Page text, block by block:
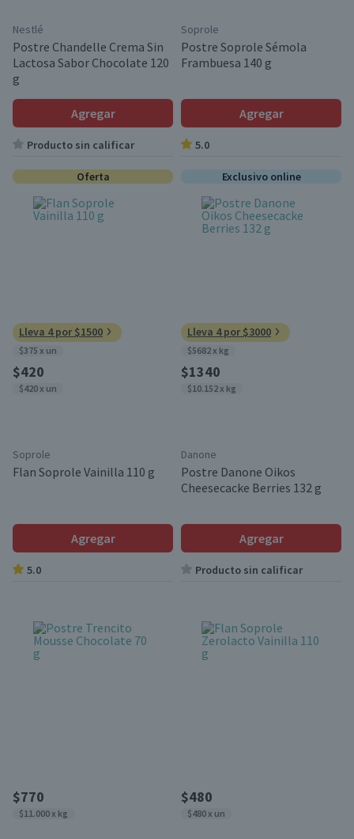
Nestlé
Postre Chandelle Crema Sin
Lactosa Sabor Chocolate 120
g
Agregar
Producto sin calificar
Soprole
Postre Soprole Sémola
Frambuesa 140 g
Agregar
5.0
Oferta
Lleva 4 por $1500
$375 x un
$420
$420 x un
Soprole
Flan Soprole Vainilla 110 g
Agregar
5.0
Exclusivo online
Lleva 4 por $3000
$5682 x kg
$1340
$10.152 x kg
Danone
Postre Danone Oikos
Cheesecacke Berries 132 g
Agregar
Producto sin calificar
$770
$11.000 x kg
$480
$480 x un